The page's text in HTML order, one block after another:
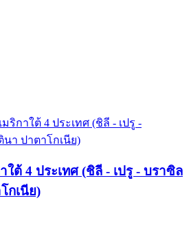
ใต้ 4 ประเทศ (ชิลี - เปรู - บราซิล
กเนีย)